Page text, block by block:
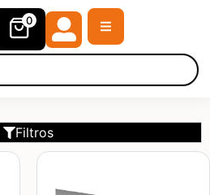
0
Filtros